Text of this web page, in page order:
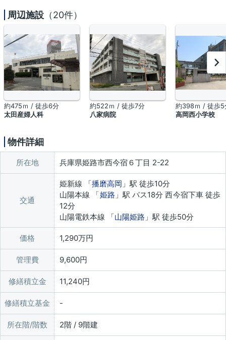
周辺施設 （20件）
約475ｍ / 徒歩6分
太田産婦人科
約522ｍ / 徒歩7分
八家病院
約398ｍ / 徒歩5
高岡西小学校
物件詳細
所在地 兵庫県姫路市西今宿６丁目 2-22
交通
姫新線 「播磨高岡 」駅 徒歩10分
山陽本線 「姫路 」駅 バス18分 西今宿下車 徒歩
12分
山陽電鉄本線 「山陽姫路 」駅 徒歩50分
価格 1,290万円
管理費 9,600円
修繕積立金 11,240円
修繕積立基金
所在階/階数 2階 / 9階建